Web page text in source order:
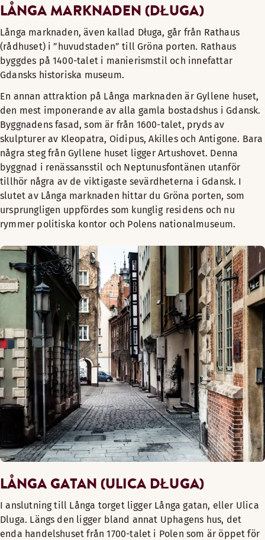
LÅNGA MARKNADEN (DŁUGA)
Långa marknaden, även kallad Długa, går från Rathaus
(rådhuset) i ”huvudstaden” till Gröna porten. Rathaus
byggdes på 1400-talet i manierismstil och innefattar
Gdansks historiska museum.
En annan attraktion på Långa marknaden är Gyllene huset,
den mest imponerande av alla gamla bostadshus i Gdansk.
Byggnadens fasad, som är från 1600-talet, pryds av
skulpturer av Kleopatra, Oidipus, Akilles och Antigone. Bara
några steg från Gyllene huset ligger Artushovet. Denna
byggnad i renässansstil och Neptunusfontänen utanför
tillhör några av de viktigaste sevärdheterna i Gdansk. I
slutet av Långa marknaden hittar du Gröna porten, som
ursprungligen uppfördes som kunglig residens och nu
rymmer politiska kontor och Polens nationalmuseum.
LÅNGA GATAN (ULICA DŁUGA)
I anslutning till Långa torget ligger Långa gatan, eller Ulica
Dluga. Längs den ligger bland annat Uphagens hus, det
enda handelshuset från 1700-talet i Polen som är öppet för